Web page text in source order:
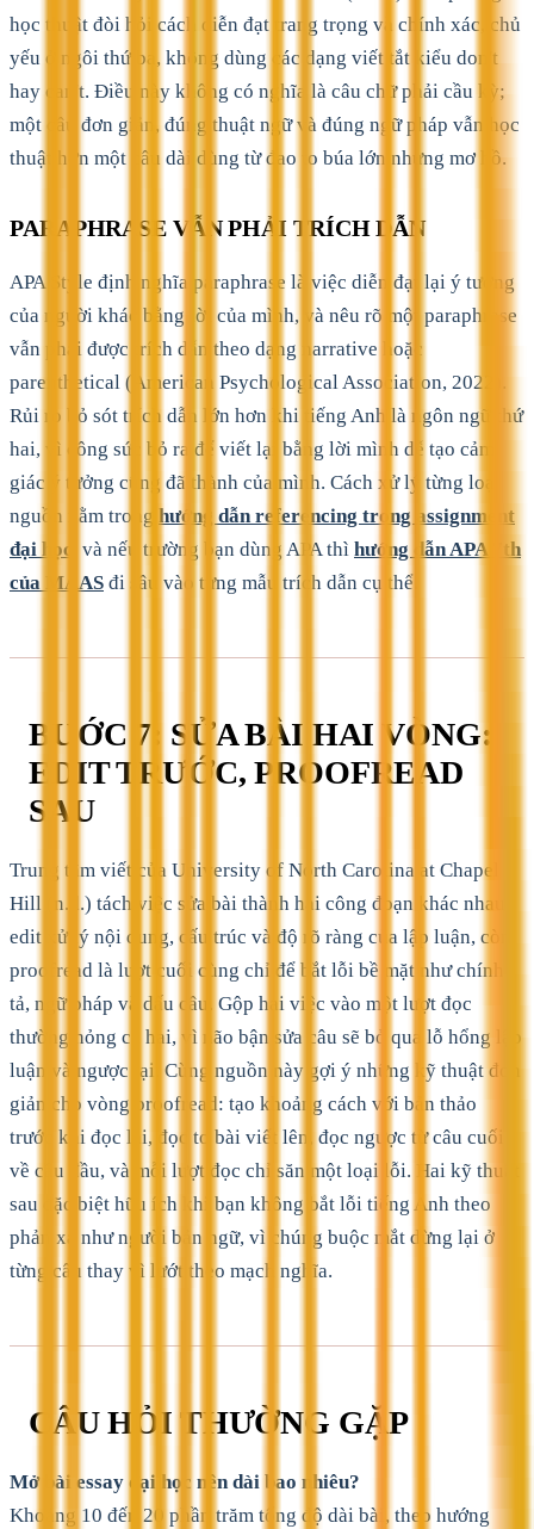
học thuật đòi hỏi cách diễn đạt trang trọng và chính xác, chủ
yếu ở ngôi thứ ba, không dùng các dạng viết tắt kiểu don't
hay can't. Điều này không có nghĩa là câu chữ phải cầu kỳ;
một câu đơn giản, đúng thuật ngữ và đúng ngữ pháp vẫn học
thuật hơn một câu dài dùng từ đao to búa lớn nhưng mơ hồ.
PARAPHRASE VẪN PHẢI TRÍCH DẪN
APA Style định nghĩa paraphrase là việc diễn đạt lại ý tưởng
của người khác bằng lời của mình, và nêu rõ một paraphrase
vẫn phải được trích dẫn theo dạng narrative hoặc
parenthetical (American Psychological Association, 2022).
Rủi ro bỏ sót trích dẫn lớn hơn khi tiếng Anh là ngôn ngữ thứ
hai, vì công sức bỏ ra để viết lại bằng lời mình dễ tạo cảm
giác ý tưởng cũng đã thành của mình. Cách xử lý từng loại
nguồn nằm trong hướng dẫn referencing trong assignment
đại học
, và nếu trường bạn dùng APA thì hướng dẫn APA 7th
của MAAS đi sâu vào từng mẫu trích dẫn cụ thể.
BƯỚC 7: SỬA BÀI HAI VÒNG:
EDIT TRƯỚC, PROOFREAD
SAU
Trung tâm viết của University of North Carolina at Chapel
Hill (n.d.) tách việc sửa bài thành hai công đoạn khác nhau:
edit xử lý nội dung, cấu trúc và độ rõ ràng của lập luận, còn
proofread là lượt cuối cùng chỉ để bắt lỗi bề mặt như chính
tả, ngữ pháp và dấu câu. Gộp hai việc vào một lượt đọc
thường hỏng cả hai, vì não bận sửa câu sẽ bỏ qua lỗ hổng lập
luận và ngược lại. Cùng nguồn này gợi ý những kỹ thuật đơn
giản cho vòng proofread: tạo khoảng cách với bản thảo
trước khi đọc lại, đọc to bài viết lên, đọc ngược từ câu cuối
về câu đầu, và mỗi lượt đọc chỉ săn một loại lỗi. Hai kỹ thuật
sau đặc biệt hữu ích khi bạn không bắt lỗi tiếng Anh theo
phản xạ như người bản ngữ, vì chúng buộc mắt dừng lại ở
từng câu thay vì lướt theo mạch nghĩa.
CÂU HỎI THƯỜNG GẶP
Mở bài essay đại học nên dài bao nhiêu?
Khoảng 10 đến 20 phần trăm tổng độ dài bài, theo hướng